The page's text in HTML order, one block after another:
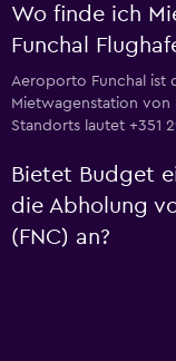
Wo finde ich
Funchal
Aeroporto Funchal ist
Mietwagenstation von
Standorts lautet +351
Bietet Budget
die Abholung
(FNC) an?